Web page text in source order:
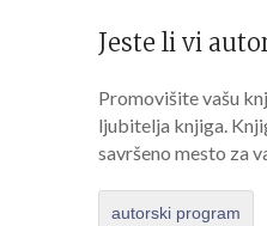
Jeste li vi
Promovišite vašu
ljubitelja knjiga.
savršeno mesto za
autorski program